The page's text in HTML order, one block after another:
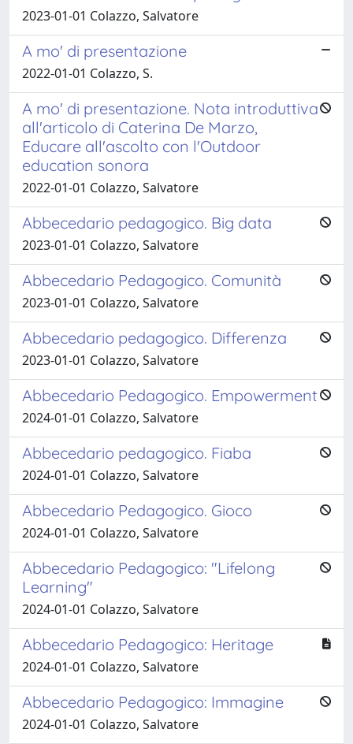
2023-01-01 Colazzo, Salvatore
A mo' di presentazione
2022-01-01 Colazzo, S.
A mo' di presentazione. Nota introduttiva
all'articolo di Caterina De Marzo,
Educare all'ascolto con l'Outdoor
education sonora
2022-01-01 Colazzo, Salvatore
Abbecedario pedagogico. Big data
2023-01-01 Colazzo, Salvatore
Abbecedario Pedagogico. Comunità
2023-01-01 Colazzo, Salvatore
Abbecedario pedagogico. Differenza
2023-01-01 Colazzo, Salvatore
Abbecedario Pedagogico. Empowerment
2024-01-01 Colazzo, Salvatore
Abbecedario pedagogico. Fiaba
2024-01-01 Colazzo, Salvatore
Abbecedario Pedagogico. Gioco
2024-01-01 Colazzo, Salvatore
Abbecedario Pedagogico: "Lifelong
Learning"
2024-01-01 Colazzo, Salvatore
Abbecedario Pedagogico: Heritage
2024-01-01 Colazzo, Salvatore
Abbecedario Pedagogico: Immagine
2024-01-01 Colazzo, Salvatore